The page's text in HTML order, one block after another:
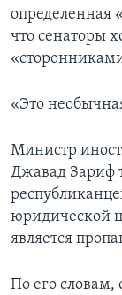
определенная
что сенаторы
«Это
Министр
Джавад Зариф
юридической
является
По его